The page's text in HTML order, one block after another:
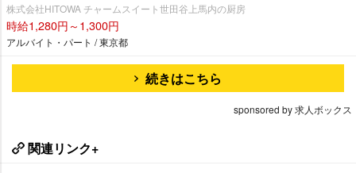
株式会社HITOWA チャームスイート世田谷上馬内の厨房
時給1,280円～1,300円
アルバイト・パート / 東京都
続きはこちら
sponsored by 求人ボックス
関連リンク+